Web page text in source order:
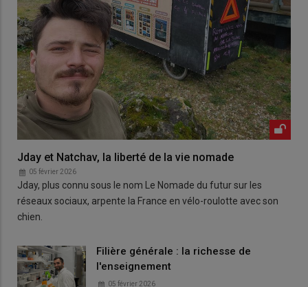
Jday et Natchav, la liberté de la vie nomade
05 février 2026
Jday, plus connu sous le nom Le Nomade du futur sur les
réseaux sociaux, arpente la France en vélo-roulotte avec son
chien.
Filière générale : la richesse de
l'enseignement
05 février 2026